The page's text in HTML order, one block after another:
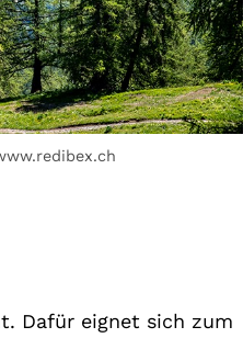
Dafür eignet sich zum